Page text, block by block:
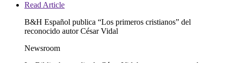
Read Article
B&H Español publica “Los primeros cristianos” del
reconocido autor César Vidal
Newsroom